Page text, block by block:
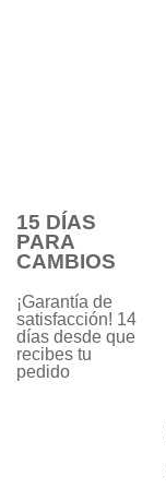
15 DÍAS
PARA
CAMBIOS
¡Garantía de
satisfacción! 14
días desde que
recibes tu
pedido